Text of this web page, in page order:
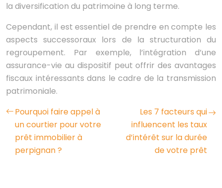
la diversification du patrimoine à long terme.
Cependant, il est essentiel de prendre en compte les
aspects successoraux lors de la structuration du
regroupement. Par exemple, l’intégration d’une
assurance-vie au dispositif peut offrir des avantages
fiscaux intéressants dans le cadre de la transmission
patrimoniale.
Pourquoi faire appel à
un courtier pour votre
prêt immobilier à
perpignan ?
Les 7 facteurs qui
influencent les taux
d’intérêt sur la durée
de votre prêt